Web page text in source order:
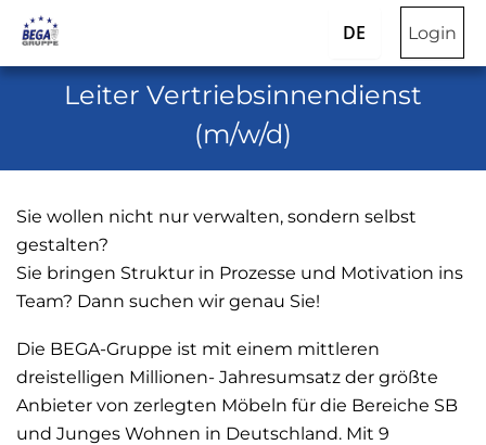
DE Login
Leiter Vertriebsinnendienst
(m/w/d)
Sie wollen nicht nur verwalten, sondern selbst
gestalten?
Sie bringen Struktur in Prozesse und Motivation ins
Team? Dann suchen wir genau Sie!
Die BEGA-Gruppe ist mit einem mittleren
dreistelligen Millionen- Jahresumsatz der größte
Anbieter von zerlegten Möbeln für die Bereiche SB
und Junges Wohnen in Deutschland. Mit 9